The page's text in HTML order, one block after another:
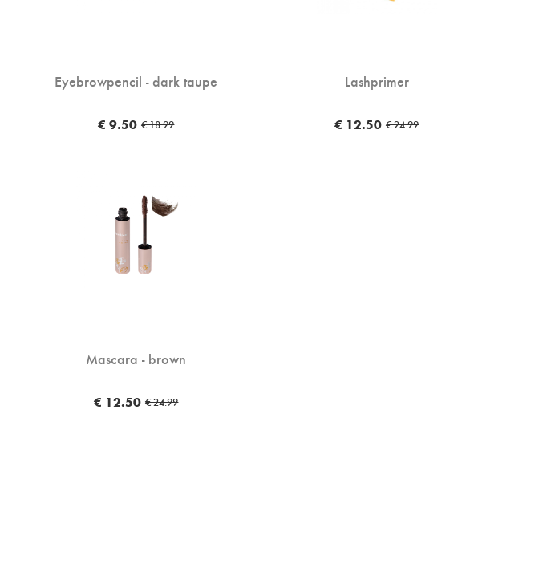
Eyebrowpencil - dark taupe
€ 9.50 € 18.99
Lashprimer
€ 12.50 € 24.99
Mascara - brown
€ 12.50 € 24.99